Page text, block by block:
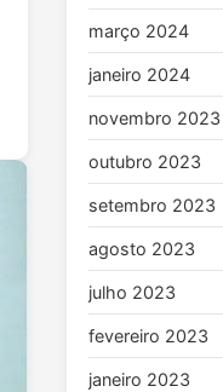
março 2024
janeiro 2024
novembro 2023
outubro 2023
setembro 2023
agosto 2023
julho 2023
fevereiro 2023
janeiro 2023